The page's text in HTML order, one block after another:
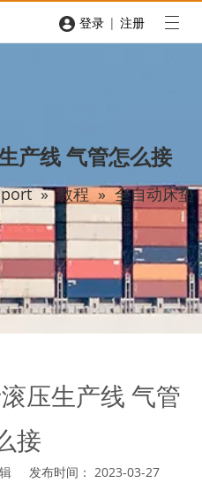
登录 | 注册
产线 气管怎么接
» 教程 » 全自动床垫
压生产线 气管
接
发布时间： 2023-03-27